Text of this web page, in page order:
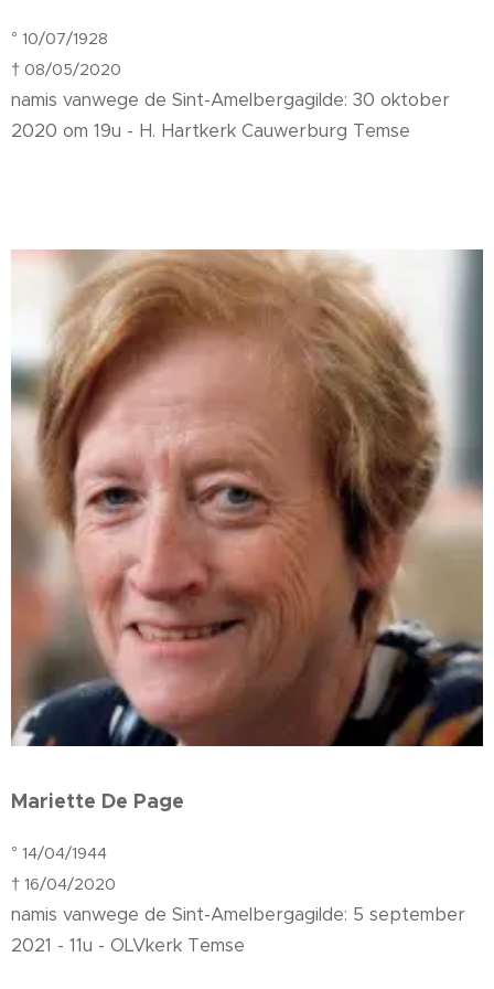
° 10/07/1928
† 08/05/2020
namis vanwege de Sint-Amelbergagilde: 30 oktober
2020 om 19u - H. Hartkerk Cauwerburg Temse
Mariette De Page
° 14/04/1944
† 16/04/2020
namis vanwege de Sint-Amelbergagilde: 5 september
2021 - 11u - OLVkerk Temse